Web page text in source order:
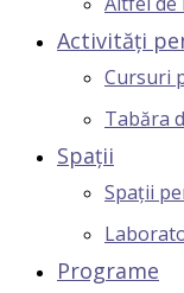
Activități
Cursuri
Tabăra
Spații
Spații
Programe